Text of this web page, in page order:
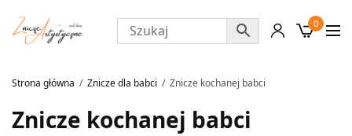
0
Strona główna Znicze dla babci Znicze kochanej babci
Znicze kochanej babci